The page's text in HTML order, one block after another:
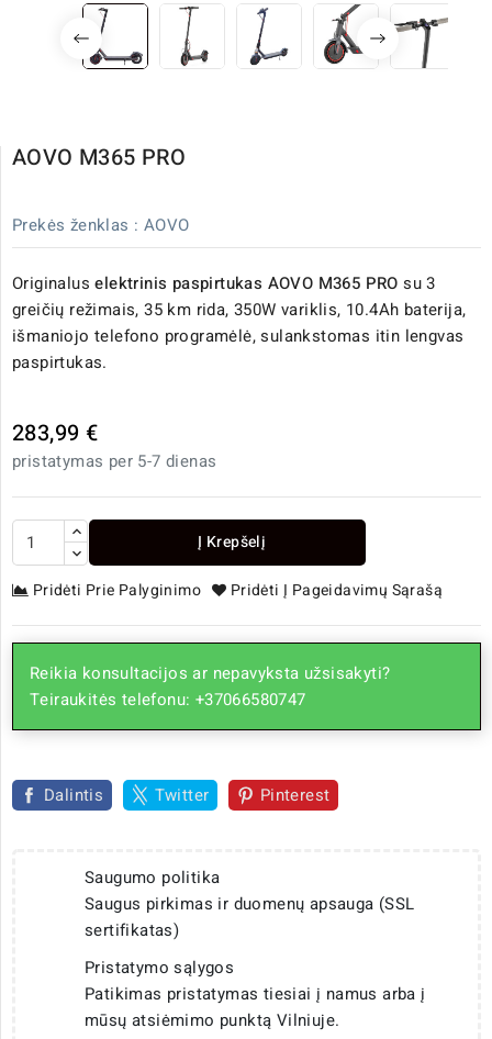
AOVO M365 PRO
Prekės ženklas : AOVO
Originaluselektrinis paspirtukas AOVO M365 PRO su 3
greičių režimais, 35 km rida, 350W variklis, 10.4Ah baterija,
išmaniojo telefono programėlė, sulankstomas itin lengvas
paspirtukas.
283,99 €
pristatymas per 5-7 dienas
Į Krepšelį
Pridėti Prie Palyginimo Pridėti Į Pageidavimų Sąrašą
Reikia konsultacijos ar nepavyksta užsisakyti?
Teiraukitės telefonu: +37066580747
Dalintis Twitter Pinterest
Saugumo politika
Saugus pirkimas ir duomenų apsauga (SSL
sertifikatas)
Pristatymo sąlygos
Patikimas pristatymas tiesiai į namus arba į
mūsų atsiėmimo punktą Vilniuje.